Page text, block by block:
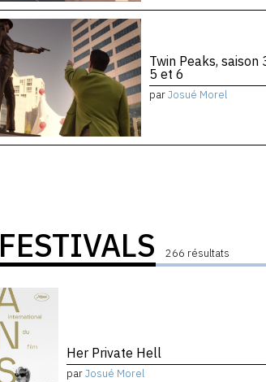
Twin Peaks, saison
5 et 6
parJosué Morel
FESTIVALS 266 résultats
Her Private Hell
parJosué Morel